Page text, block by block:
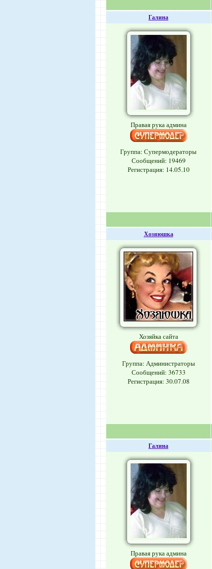
Галина
Правая рука админа
Группа: Супермодераторы
Сообщений: 19469
Регистрация: 14.05.10
Хозяюшка
Хозяйка сайта
Группа: Администраторы
Сообщений: 36733
Регистрация: 30.07.08
Галина
Правая рука админа